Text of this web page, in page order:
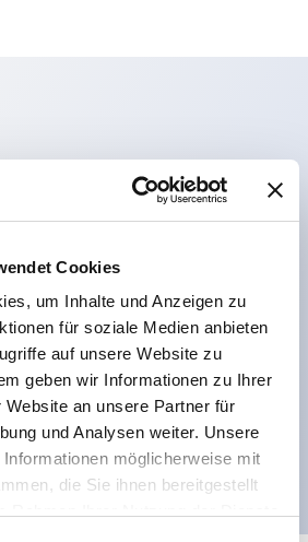
Cookies
um Inhalte und Anzeigen zu
für soziale Medien anbieten
auf unsere Website zu
geben wir Informationen zu Ihrer
Website an unsere Partner für
und Analysen weiter. Unsere
möglicherweise mit
die Sie ihnen bereitgestellt
2 Stufen, ermöglicht eine 4-
(Gewährleistung der
den 2 Kontakten).
Kontaktblock).
möglich.
der 3. Generation: 2-Aktions-
Schutz, IP20-